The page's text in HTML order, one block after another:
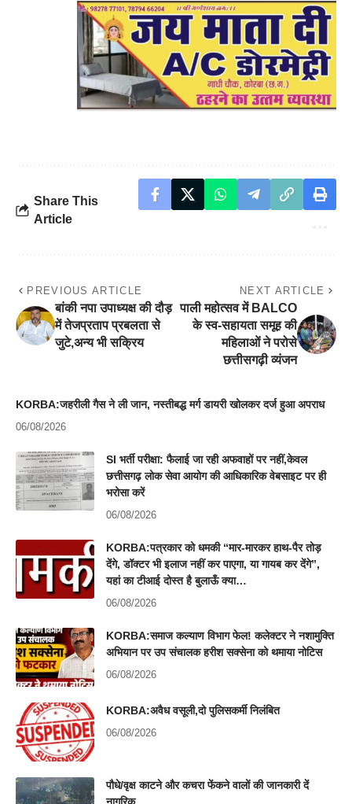
Share This
Article
PREVIOUS ARTICLE
बांकी नपा उपाध्यक्ष की दौड़
में तेजप्रताप प्रबलता से
जुटे,अन्य भी सक्रिय
NEXT ARTICLE
पाली महोत्सव में BALCO
के स्व-सहायता समूह की
महिलाओं ने परोसे
छत्तीसगढ़ी व्यंजन
KORBA:जहरीली गैस ने ली जान, नस्तीबद्ध मर्ग डायरी खोलकर दर्ज हुआ अपराध
06/08/2026
SI भर्ती परीक्षा: फैलाई जा रही अफवाहों पर नहीं,केवल
छत्तीसगढ़ लोक सेवा आयोग की आधिकारिक वेबसाइट पर ही
भरोसा करें
06/08/2026
KORBA:पत्रकार को धमकी “मार-मारकर हाथ-पैर तोड़
देंगे, डॉक्टर भी इलाज नहीं कर पाएगा, या गायब कर देंगे”,
यहां का टीआई दोस्त है बुलाऊँ क्या…
06/08/2026
KORBA:समाज कल्याण विभाग फेल! कलेक्टर ने नशामुक्ति
अभियान पर उप संचालक हरीश सक्सेना को थमाया नोटिस
06/08/2026
KORBA:अवैध वसूली,दो पुलिसकर्मी निलंबित
06/08/2026
पौधे/वृक्ष काटने और कचरा फेंकने वालों की जानकारी दें